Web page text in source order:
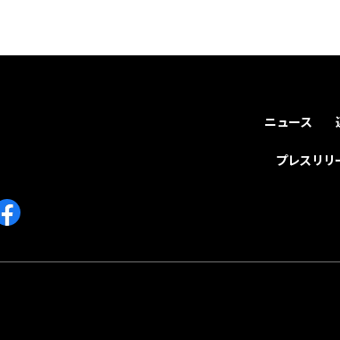
ニュース
プレスリ